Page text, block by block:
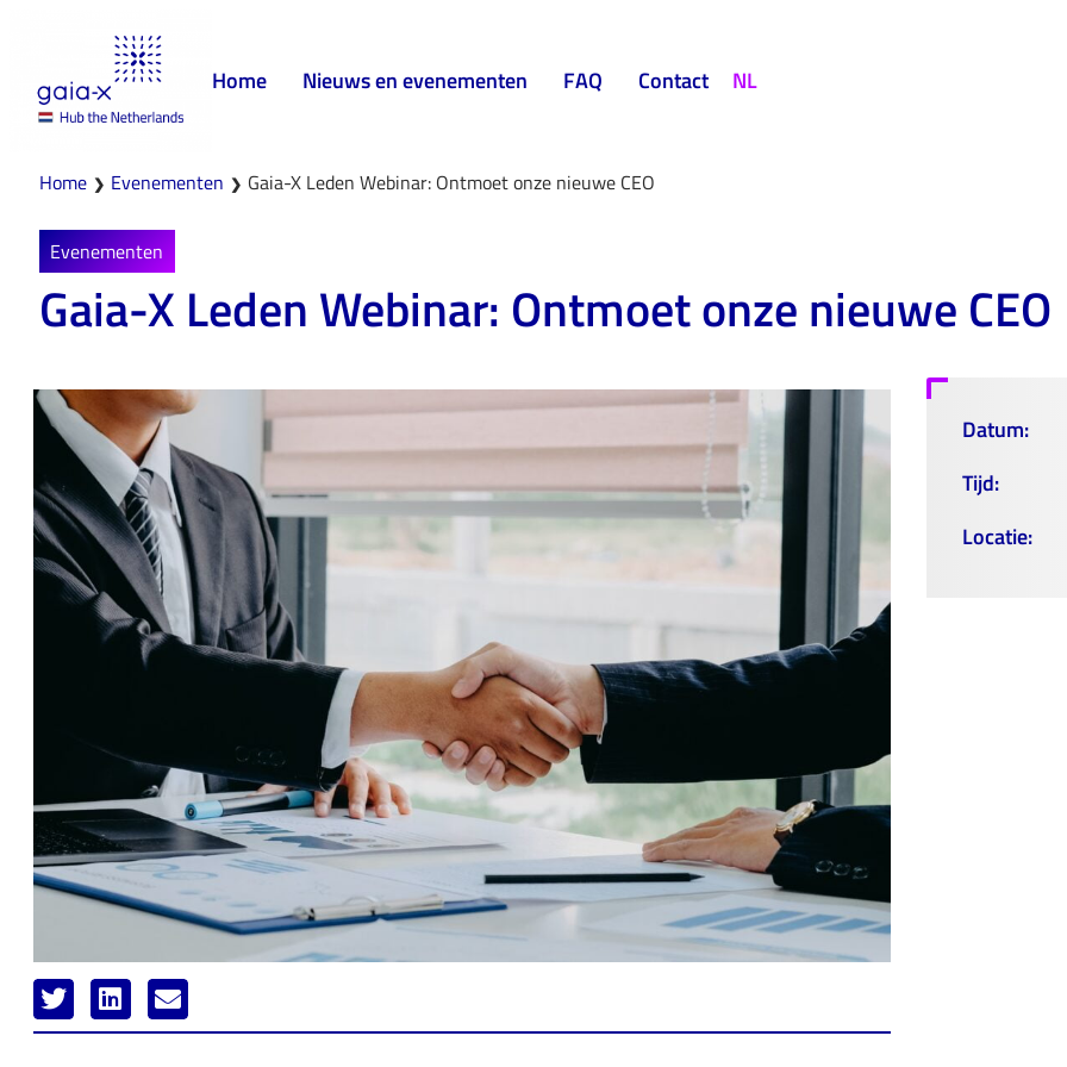
Home Nieuws en evenementen FAQ Contact NL
Home ❯ Evenementen ❯ Gaia-X Leden Webinar: Ontmoet onze nieuwe CEO
Evenementen
Gaia-X Leden Webinar: Ontmoet onze nieuwe CEO
Datum:
Tijd:
Locatie: